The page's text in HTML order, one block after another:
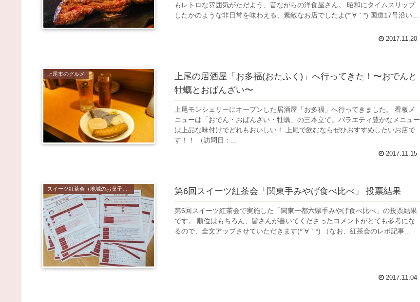
もレトロな雰囲気がただよう、昔ながらの洋食屋さん。 昭和にタイムスリップ
したかのような非日常を味わえる、素敵なお店でしたよ(*´∀｀*) 国道17号沿い...
2017.11.20
上尾市のグルメ
上尾の居酒屋「お多福(おたふく)」へ行ってきた！〜おでんと
牡蠣とおばんざい〜
上尾モンシェリーにオープンした居酒屋「お多福」へ行ってきました。 看板メ
ニューは「おでん・おばんざい・牡蠣」の三本立て。バラエティ豊かなメニュー
は上品な味付けでどれもおいしい！ 上尾で飲むならぜひおすすめしたいお店で
す！！ （訪問日：...
2017.11.15
第6回スイーツ紅茶会「関東手みやげ食べ比べ」 投票結果
第6回スイーツ紅茶会で実施した「関東一都六県手みやげ食べ比べ」の投票結果
です。 順位はもちろん、皆さんが書いてくださったコメントがとても参考にな
るので、全文アップさせていただきます(*´∀｀*) （なお、紅茶会のレポ記事...
2017.11.04